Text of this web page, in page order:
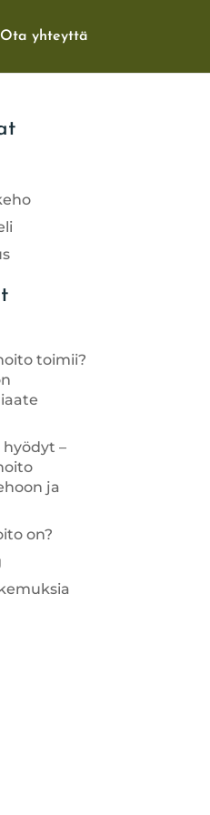
Ota yhteyttä
toimii?
–
ja
on?